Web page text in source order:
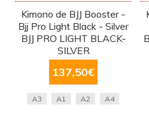
Kimono de BJJ Booster -
Bjj Pro Light Black - Silver
BJJ PRO LIGHT BLACK-
SILVER
137,50€
A3 A1 A2 A4